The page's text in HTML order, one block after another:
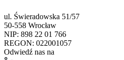
ul. Świeradowska 51/57
50-558 Wrocław
NIP: 898 22 01 766
REGON: 022001057
Odwiedź nas na